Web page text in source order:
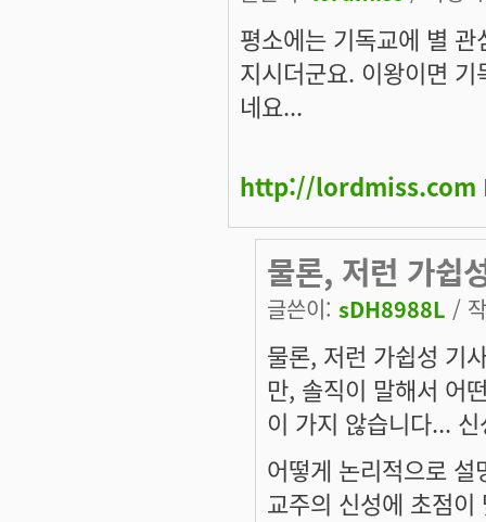
평소에는 기독교에 별
지시더군요. 이왕이면
네요...
http://lordmiss.com
물론, 저런 가쉽
글쓴이: sDH8988L /
물론, 저런 가쉽성 기
만, 솔직이 말해서 어
이 가지 않습니다...
어떻게 논리적으로
교주의 신성에 초점